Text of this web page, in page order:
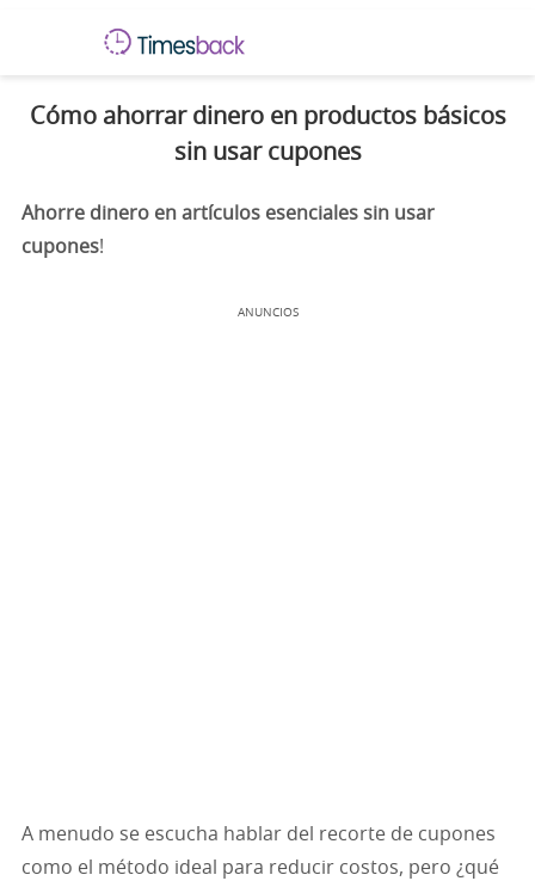
Cómo ahorrar dinero en productos básicos
sin usar cupones
Ahorre dinero en artículos esenciales sin usar
cupones!
ANUNCIOS
A menudo se escucha hablar del recorte de cupones
como el método ideal para reducir costos, pero ¿qué